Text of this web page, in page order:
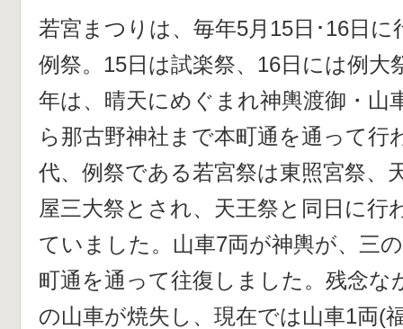
若宮まつりは、毎年5月15日･16日
例祭。15日は試楽祭、16日には例大
年は、晴天にめぐまれ神輿渡御・山
ら那古野神社まで本町通を通って行
代、例祭である若宮祭は東照宮祭、
屋三大祭とされ、天王祭と同日に行
ていました。山車7両が神輿が、三
町通を通って往復しました。残念な
の山車が焼失し、現在では山車1両(